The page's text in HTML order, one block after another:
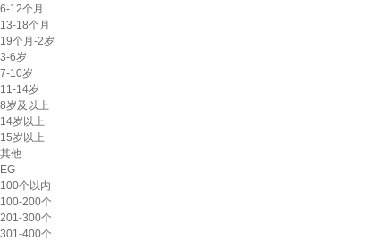
6-12个月
13-18个月
19个月-2岁
3-6岁
7-10岁
11-14岁
8岁及以上
14岁以上
15岁以上
其他
EG
100个以内
100-200个
201-300个
301-400个